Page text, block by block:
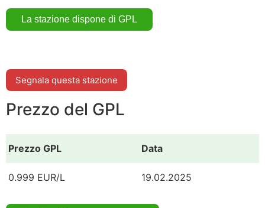
Segnala questa stazione
Prezzo del GPL
Prezzo GPL Data
0.999 EUR/L 19.02.2025